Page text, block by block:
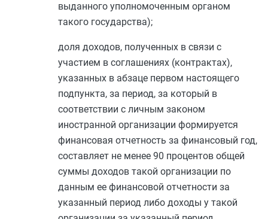
выданного уполномоченным органом
такого государства);
доля доходов, полученных в связи с
участием в соглашениях (контрактах),
указанных в абзаце первом настоящего
подпункта, за период, за который в
соответствии с личным законом
иностранной организации формируется
финансовая отчетность за финансовый год,
составляет не менее 90 процентов общей
суммы доходов такой организации по
данным ее финансовой отчетности за
указанный период либо доходы у такой